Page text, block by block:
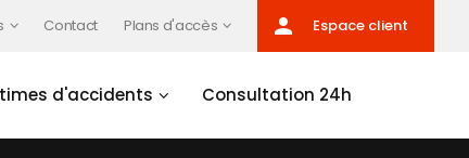
Contact Plans d'accès person Espace client
d'accidents Consultation 24h